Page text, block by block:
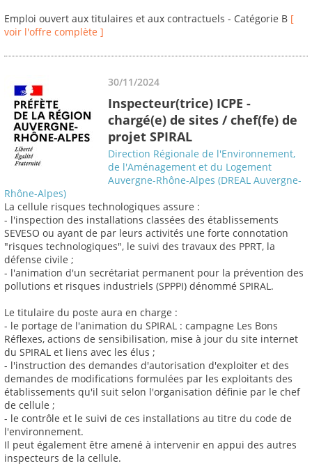
Emploi ouvert aux titulaires et aux contractuels - Catégorie B [
voir l'offre complète ]
30/11/2024
Inspecteur(trice) ICPE -
chargé(e) de sites / chef(fe) de
projet SPIRAL
Direction Régionale de l'Environnement,
de l'Aménagement et du Logement
Auvergne-Rhône-Alpes (DREAL Auvergne-
Rhône-Alpes)
La cellule risques technologiques assure :
- l'inspection des installations classées des établissements
SEVESO ou ayant de par leurs activités une forte connotation
"risques technologiques", le suivi des travaux des PPRT, la
défense civile ;
- l'animation d'un secrétariat permanent pour la prévention des
pollutions et risques industriels (SPPPI) dénommé SPIRAL.
Le titulaire du poste aura en charge :
- le portage de l'animation du SPIRAL : campagne Les Bons
Réflexes, actions de sensibilisation, mise à jour du site internet
du SPIRAL et liens avec les élus ;
- l'instruction des demandes d'autorisation d'exploiter et des
demandes de modifications formulées par les exploitants des
établissements qu'il suit selon l'organisation définie par le chef
de cellule ;
- le contrôle et le suivi de ces installations au titre du code de
l'environnement.
Il peut également être amené à intervenir en appui des autres
inspecteurs de la cellule.